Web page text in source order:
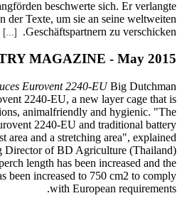
Big
cages
Jeroen
Ltd.
surface